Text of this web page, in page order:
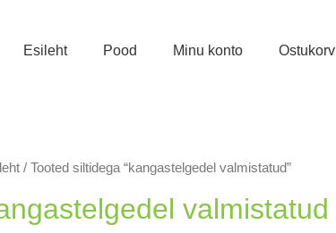
Esileht Pood Minu konto Ostukorv
/ Tooted siltidega “kangastelgedel valmistatud”
valmistatud